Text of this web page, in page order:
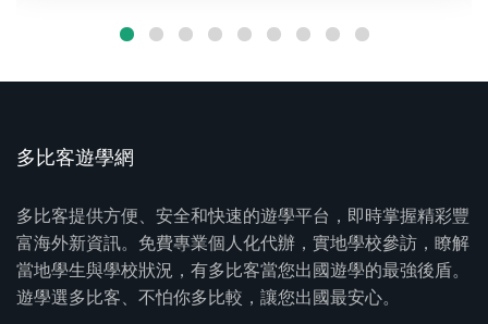
多比客遊學網
多比客提供方便、安全和快速的遊學平台，即時掌握精彩豐
富海外新資訊。免費專業個人化代辦，實地學校參訪，瞭解
當地學生與學校狀況，有多比客當您出國遊學的最強後盾。
遊學選多比客、不怕你多比較，讓您出國最安心。